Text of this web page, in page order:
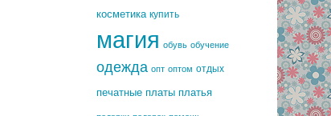
косметика купить
магия обувь обучение
одежда опт оптом отдых
печатные платы платья